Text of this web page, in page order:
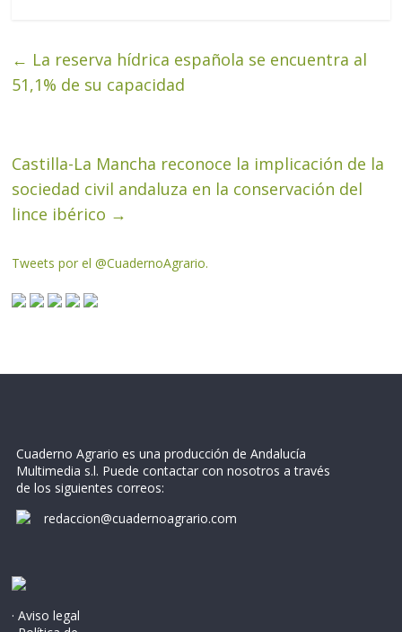
← La reserva hídrica española se encuentra al
51,1% de su capacidad
Castilla-La Mancha reconoce la implicación de la
sociedad civil andaluza en la conservación del
lince ibérico →
Tweets por el @CuadernoAgrario.
Cuaderno Agrario es una producción de Andalucía
Multimedia s.l. Puede contactar con nosotros a través
de los siguientes correos:
redaccion@cuadernoagrario.com
· Aviso legal